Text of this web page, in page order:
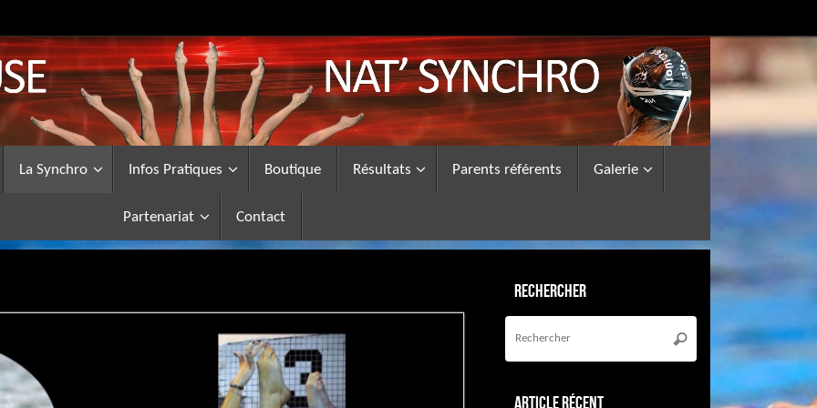
La Synchro Infos Pratiques Boutique Résultats Parents référents Galerie
Partenariat Contact
Rechercher
Recherche
Rechercher
Article récent